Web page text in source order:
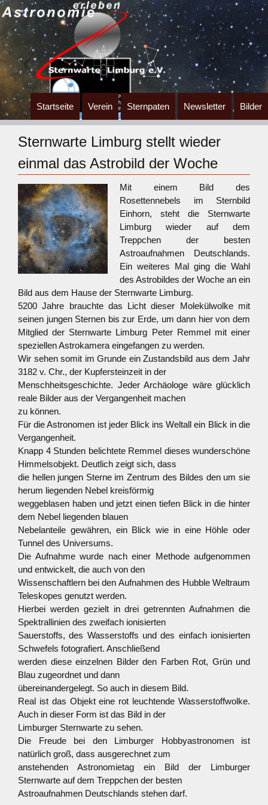
Zum
Inhalt
springen
Startseite Verein Sternpaten Newsletter Bilder
Sternwarte Limburg stellt wieder
einmal das Astrobild der Woche
Mit einem Bild des
Rosettennebels im Sternbild
Einhorn, steht die Sternwarte
Limburg wieder auf dem
Treppchen der besten
Astroaufnahmen Deutschlands.
Ein weiteres Mal ging die Wahl
des Astrobildes der Woche an ein
Bild aus dem Hause der Sternwarte Limburg.
5200 Jahre brauchte das Licht dieser Molekülwolke mit
seinen jungen Sternen bis zur Erde, um dann hier von dem
Mitglied der Sternwarte Limburg Peter Remmel mit einer
speziellen Astrokamera eingefangen zu werden.
Wir sehen somit im Grunde ein Zustandsbild aus dem Jahr
3182 v. Chr., der Kupfersteinzeit in der
Menschheitsgeschichte. Jeder Archäologe wäre glücklich
reale Bilder aus der Vergangenheit machen
zu können.
Für die Astronomen ist jeder Blick ins Weltall ein Blick in die
Vergangenheit.
Knapp 4 Stunden belichtete Remmel dieses wunderschöne
Himmelsobjekt. Deutlich zeigt sich, dass
die hellen jungen Sterne im Zentrum des Bildes den um sie
herum liegenden Nebel kreisförmig
weggeblasen haben und jetzt einen tiefen Blick in die hinter
dem Nebel liegenden blauen
Nebelanteile gewähren, ein Blick wie in eine Höhle oder
Tunnel des Universums.
Die Aufnahme wurde nach einer Methode aufgenommen
und entwickelt, die auch von den
Wissenschaftlern bei den Aufnahmen des Hubble Weltraum
Teleskopes genutzt werden.
Hierbei werden gezielt in drei getrennten Aufnahmen die
Spektrallinien des zweifach ionisierten
Sauerstoffs, des Wasserstoffs und des einfach ionisierten
Schwefels fotografiert. Anschließend
werden diese einzelnen Bilder den Farben Rot, Grün und
Blau zugeordnet und dann
übereinandergelegt. So auch in diesem Bild.
Real ist das Objekt eine rot leuchtende Wasserstoffwolke.
Auch in dieser Form ist das Bild in der
Limburger Sternwarte zu sehen.
Die Freude bei den Limburger Hobbyastronomen ist
natürlich groß, dass ausgerechnet zum
anstehenden Astronomietag ein Bild der Limburger
Sternwarte auf dem Treppchen der besten
Astroaufnahmen Deutschlands stehen darf.